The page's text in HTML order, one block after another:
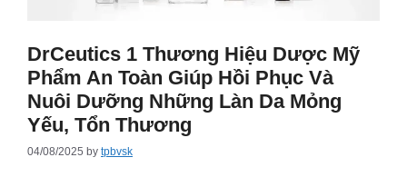
DrCeutics 1 Thương Hiệu Dược Mỹ
Phẩm An Toàn Giúp Hồi Phục Và
Nuôi Dưỡng Những Làn Da Mỏng
Yếu, Tổn Thương
04/08/2025 by tpbvsk